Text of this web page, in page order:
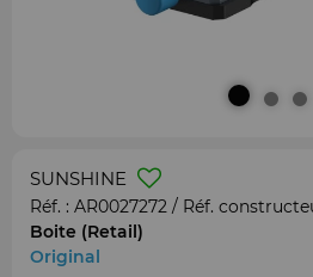
SUNSHINE
Réf. : AR0027272 / Réf.
Boite (Retail)
Original